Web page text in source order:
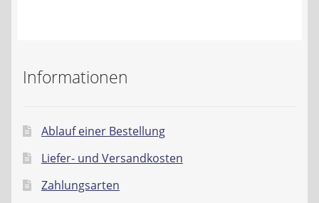
Widerrufsbelehrung
Datenschutzerklärung
Impressum
Informationen
Ablauf einer Bestellung
Liefer- und Versandkosten
Zahlungsarten